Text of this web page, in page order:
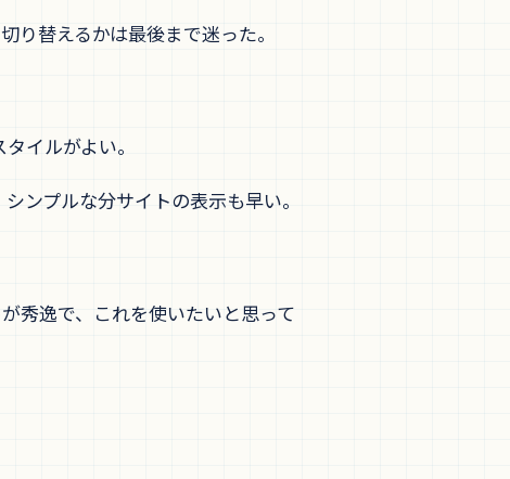
替えるかは最後まで迷った。
イルがよい。
ンプルな分サイトの表示も早い。
秀逸で、これを使いたいと思って